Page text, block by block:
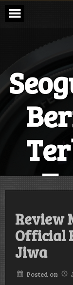
Skip
content
Review
Official
Jiwa
Posted on